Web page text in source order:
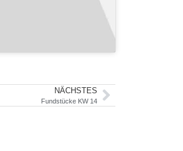
NÄCHSTES
Fundstücke KW 14